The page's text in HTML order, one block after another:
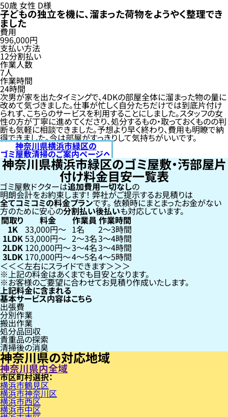
50歳女性 D様
子どもの独立を機に、溜まった荷物をようやく整理でき
ました
費用
996,000円
支払い方法
12分割払い
作業人数
7人
作業時間
24時間
次男が家を出たタイミングで、4DKの部屋全体に溜まった物の量に
改めて気づきました。仕事が忙しく自分たちだけでは到底片付け
られず、こちらのサービスを利用することにしました。スタッフの女
性の方が丁寧に進めてくださり、処分するもの・取っておくものの判
断も気軽に相談できました。予想より早く終わり、費用も明瞭で納
得できました。今は部屋がすっきりして気持ちがいいです。
神奈川県横浜市緑区の
ゴミ屋敷清掃のご案内ページへ
神奈川県横浜市緑区のゴミ屋敷・汚部屋片
付け料金目安一覧表
ゴミ屋敷ドクターは追加費用一切なしの
明朗会計をお約束します！弊社がご提示するお見積りは
全てコミコミの料金プランです。依頼時にまとまったお金がない
方のために安心の分割払い後払いも対応しています。
間取り 料金 作業員 作業時間
1K 33,000円〜 1名 2〜3時間
1LDK53,000円〜 2〜3名3〜4時間
2LDK 120,000円〜3〜4名3〜4時間
3LDK 170,000円〜4〜5名4〜5時間
左右にスライドできます
上記の料金はあくまでも目安となります。
お客様のご要望に合わせてお見積り作成いたします。
上記料金に含まれる
基本サービス内容はこちら
出張費
分別作業
搬出作業
処分品回収
貴重品の探索
清掃後の消臭
神奈川県の対応地域
神奈川県内全域
市区町村
横浜市鶴見区
横浜市神奈川区
横浜市西区
横浜市中区